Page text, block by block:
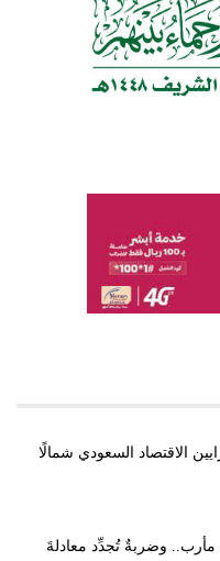
الاقتصاد السعودي شمالًا
وضربةٌ تُجدِّد معادلةَ